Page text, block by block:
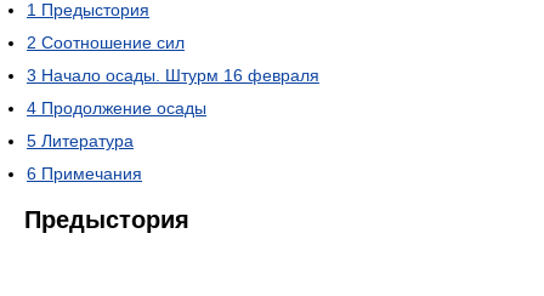
1 Предыстория
2 Соотношение сил
3 Начало осады. Штурм 16 февраля
4 Продолжение осады
5 Литература
6 Примечания
Предыстория